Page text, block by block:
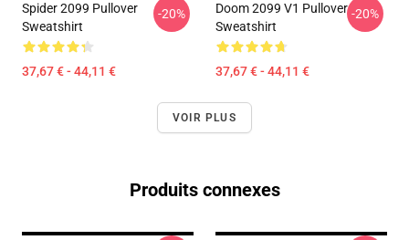
Spider 2099 Pullover
Sweatshirt
37,67 € - 44,11 €
-20%
Doom 2099 V1 Pullover
Sweatshirt
37,67 € - 44,11 €
-20%
VOIR PLUS
Produits connexes